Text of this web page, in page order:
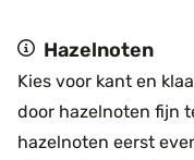
Hazelnoten
Kies voor kant en
door hazelnoten fijn
hazelnoten eerst